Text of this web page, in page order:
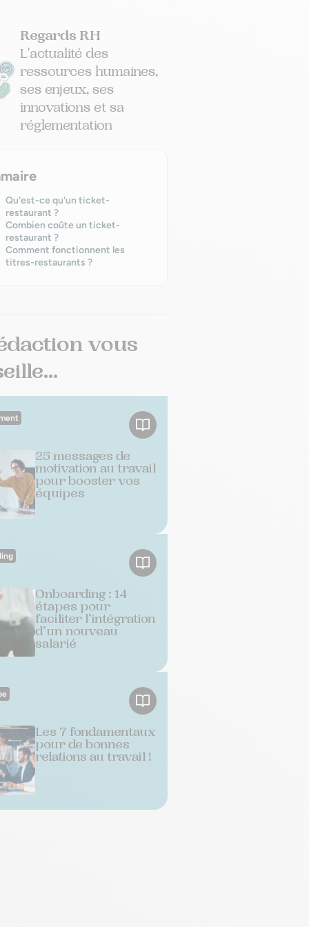
Regards RH
L'actualité des
ressources humaines,
ses enjeux, ses
innovations et sa
réglementation
Qu'est-ce qu'un ticket-
restaurant ?
Combien coûte un ticket-
restaurant ?
Comment fonctionnent les
titres-restaurants ?
vous
25 messages de
motivation au travail
pour booster vos
équipes
Onboarding : 14
étapes pour
faciliter l’intégration
d’un nouveau
salarié
Les 7 fondamentaux
pour de bonnes
relations au travail !